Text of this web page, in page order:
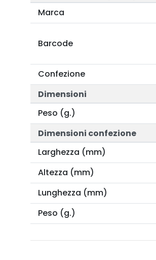
Marca
Barcode
Confezione
Dimensioni
Peso (g.)
Dimensioni confezione
Larghezza (mm)
Altezza (mm)
Lunghezza (mm)
Peso (g.)